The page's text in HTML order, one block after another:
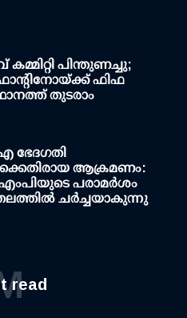
കമ്മിറ്റി പിന്തുണച്ചു;
ഫിഫ
തുടരാം
ആക്രമണം:
പരാമർശം
തലത്തിൽ ചർച്ചയാകുന്നു
read